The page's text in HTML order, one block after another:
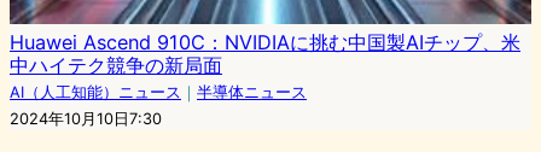
Huawei Ascend 910C：NVIDIAに挑む中国製AIチップ、米
中ハイテク競争の新局面
AI（人工知能）ニュース ｜ 半導体ニュース
2024年10月10日7:30